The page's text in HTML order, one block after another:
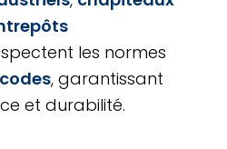
les normes
, garantissant
et durabilité.